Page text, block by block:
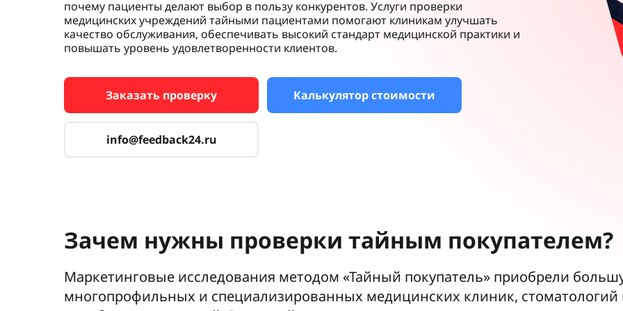
почему пациенты делают выбор в пользу конкурентов. Услуги проверки
медицинских учреждений тайными пациентами помогают клиникам улучшать
качество обслуживания, обеспечивать высокий стандарт медицинской практики и
повышать уровень удовлетворенности клиентов.
Заказать проверку Калькулятор стоимости
info@feedback24.ru
Зачем нужны проверки тайным покупателем?
Маркетинговые исследования методом «Тайный покупатель» приобрели
многопрофильных и специализированных медицинских клиник, стоматологий